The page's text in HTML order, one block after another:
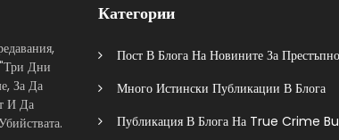
Дни
За Да
И Да
Категории
Пост В Блога На Новините За
Много Истински Публикации В Блога
Публикация В Блога На True Crime